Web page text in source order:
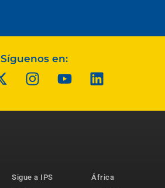
Síguenos en:
Sigue a IPS
África